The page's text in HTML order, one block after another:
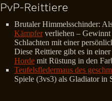
PvP-Reittiere
Brutaler Himmelsschinder:
Kämpferverliehen – Gewinnt
Schlachten mit einer
Diese Reittiere gibt es in
Horde mit Rüstung in den
Teufelsfledermaus des
Spiele (3vs3) als Gladiator in